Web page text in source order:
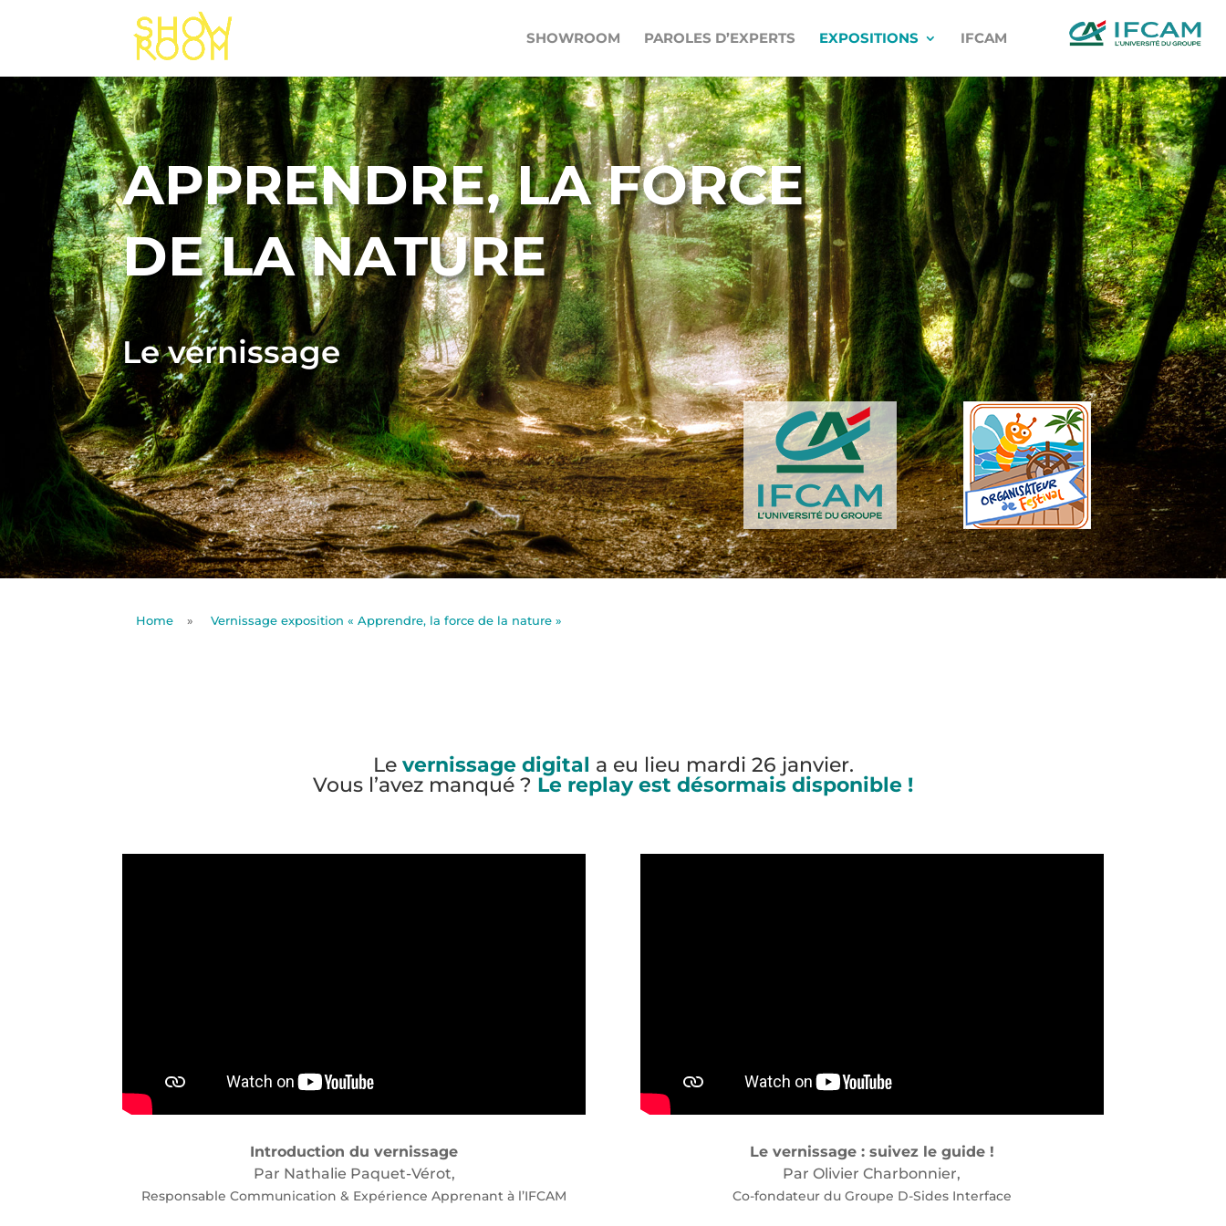
SHOWROOM PAROLES D’EXPERTS EXPOSITIONS IFCAM
APPRENDRE, LA FORCE
DE LA NATURE
Le vernissage
Home » Vernissage exposition « Apprendre, la force de la nature »
Le vernissage digital a eu lieu mardi 26 janvier.
Vous l’avez manqué ? Le replay est désormais disponible !
Introduction du vernissage
Par Nathalie Paquet-Vérot,
Responsable Communication & Expérience Apprenant à l’IFCAM
Le vernissage : suivez le guide !
Par Olivier Charbonnier,
Co-fondateur du Groupe D-Sides Interface